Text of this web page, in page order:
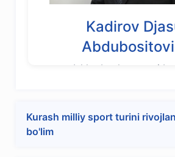
Kadirov
Ishlar boshqarmasi
Kurash milliy sport turini
bo'lim